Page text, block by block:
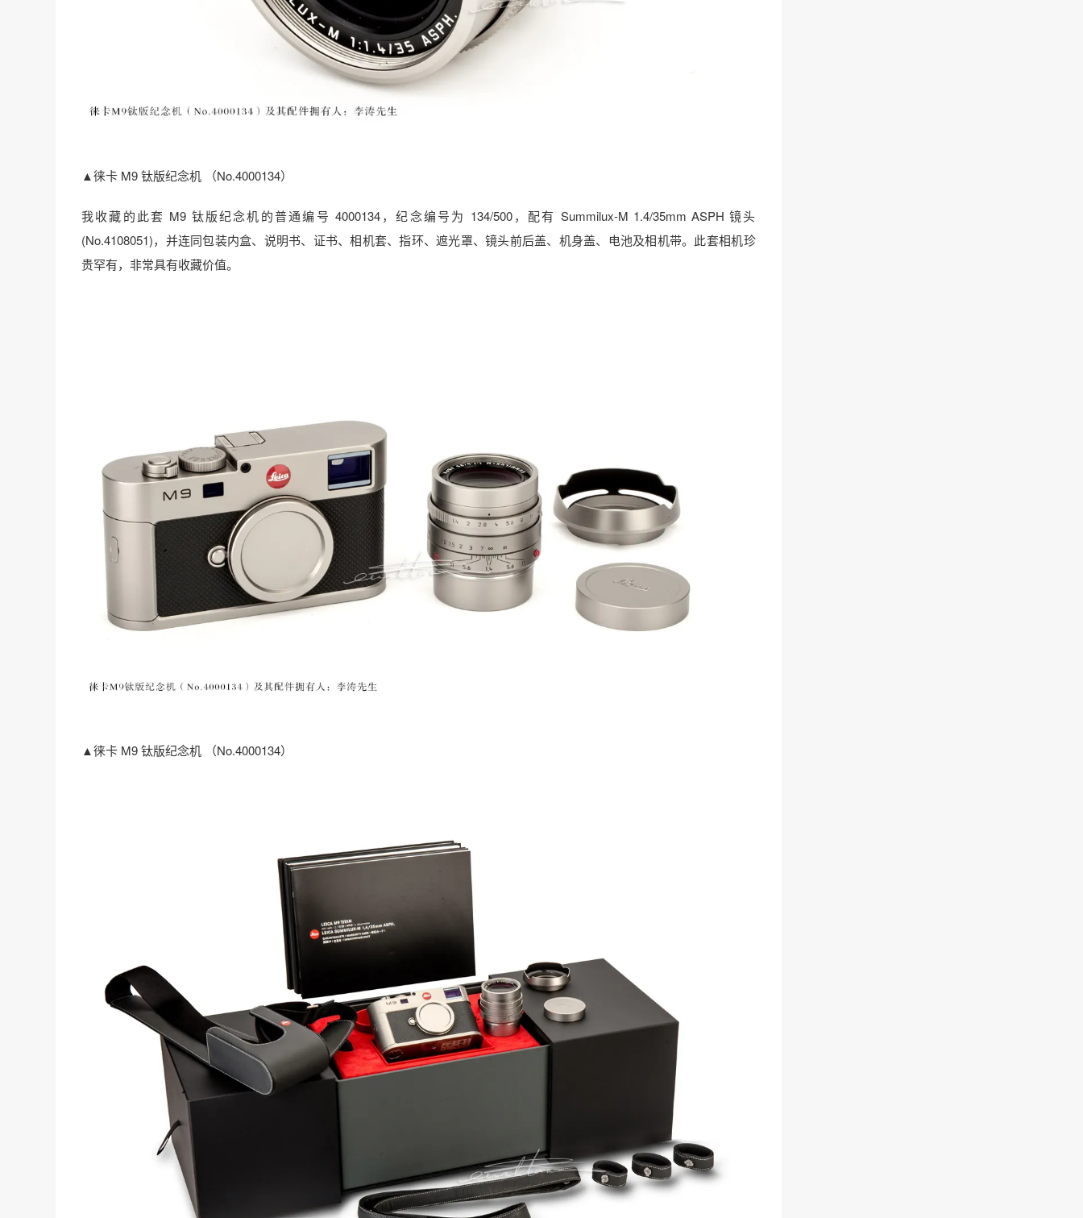
▲徕卡 M9 钛版纪念机 （No.4000134）
我收藏的此套 M9 钛版纪念机的普通编号 4000134，纪念编号为 134/500，配有 Summilux-M 1.4/35mm ASPH 镜头
(No.4108051)，并连同包装内盒、说明书、证书、相机套、指环、遮光罩、镜头前后盖、机身盖、电池及相机带。此套相机珍
贵罕有，非常具有收藏价值。
▲徕卡 M9 钛版纪念机 （No.4000134）